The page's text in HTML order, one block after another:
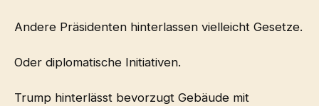
Andere Präsidenten hinterlassen vielleicht Gesetze.
Oder diplomatische Initiativen.
Trump hinterlässt bevorzugt Gebäude mit